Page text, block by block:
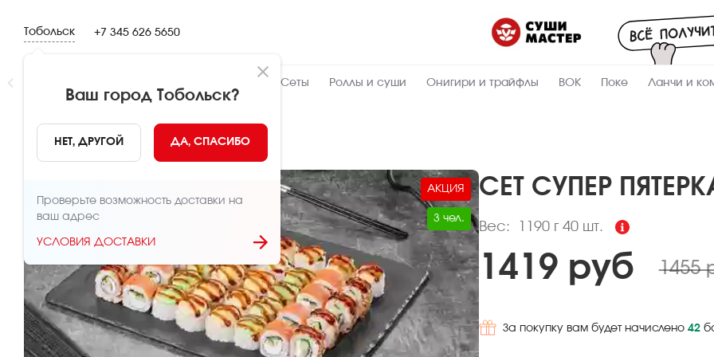
Тобольск
Ваш город Тобольск?
НЕТ, ДРУГОЙ ДА, СПАСИБО
Проверьте возможность доставки на
ваш адрес
УСЛОВИЯ ДОСТАВКИ
+7 345 626 5650
Сеты Роллы и суши Онигири и трайфлы ВОК Поке Ланчи и
НАЗАД
АКЦИЯ
3 чел.
СЕТ СУПЕР
Вес: 1190 г40 шт.
Пищевая
1190 Вес, г
232.3
Ккал
1419 руб 1455
За покупку вам будет начислено 42